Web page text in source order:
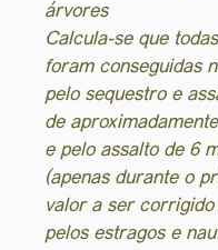
árvores
Calcula-se que
foram conseguidas
pelo sequestro e
de
e pelo assalto de 6
(apenas durante o
valor a ser corrigido
pelos estragos e